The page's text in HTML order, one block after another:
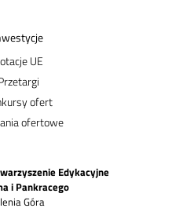
UE
ofert
ofertowe
Edykacyjne
i Pankracego
Góra